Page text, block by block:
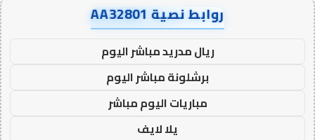
روابط نصية AA32801
ريال مدريد مباشر اليوم
برشلونة مباشر اليوم
مباريات اليوم مباشر
يلا لايف